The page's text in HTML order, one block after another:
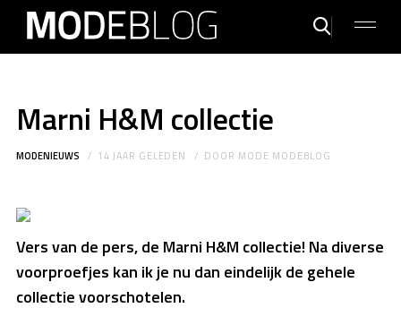
Marni H&M collectie
MODENIEUWS 14 JAAR GELEDEN DOOR MODE MODEBLOG
Vers van de pers, de Marni H&M collectie! Na diverse
voorproefjes kan ik je nu dan eindelijk de gehele
collectie voorschotelen.